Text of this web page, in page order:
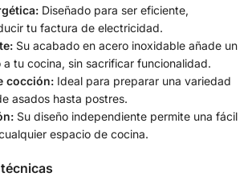
Diseñado para ser eficiente,
tu factura de electricidad.
Su acabado en acero inoxidable añade un
tu cocina, sin sacrificar funcionalidad.
cocción: Ideal para preparar una variedad
asados hasta postres.
Su diseño independiente permite una fácil
espacio de cocina.